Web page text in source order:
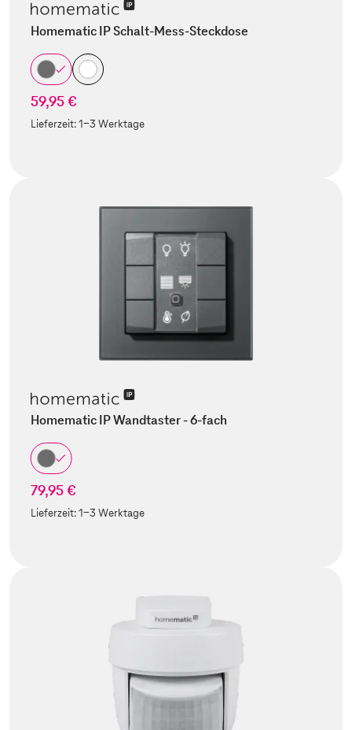
Homematic IP Schalt-Mess-Steckdose
59,95 €
Lieferzeit:1-3 Werktage
Homematic IP Wandtaster - 6-fach
79,95 €
Lieferzeit:1-3 Werktage